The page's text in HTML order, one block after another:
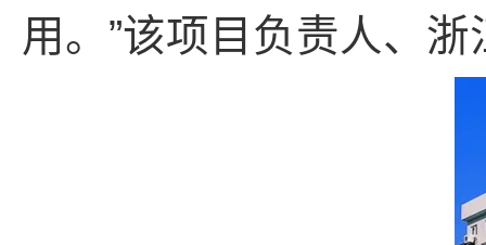
用。”该项目负责人、